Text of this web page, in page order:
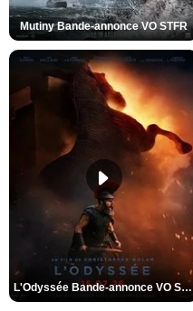
Mutiny Bande-annonce VO STFR
L'Odyssée Bande-annonce VO STFR